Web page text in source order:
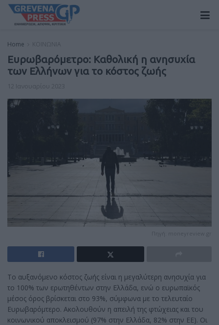
Home ΚΟΙΝΩΝΙΑ
Ευρωβαρόμετρο: Kαθολική η ανησυχία
των Ελλήνων για το κόστος ζωής
12 Ιανουαρίου 2023
Πηγή: moneyreview.gr
Το αυξανόμενο κόστος ζωής είναι η μεγαλύτερη ανησυχία για
το 100% των ερωτηθέντων στην Ελλάδα, ενώ ο ευρωπαϊκός
μέσος όρος βρίσκεται στο 93%, σύμφωνα με το τελευταίο
Ευρωβαρόμτερο. Ακολουθούν η απειλή της φτώχειας και του
κοινωνικού αποκλεισμού (97% στην Ελλάδα, 82% στην ΕΕ). Οι